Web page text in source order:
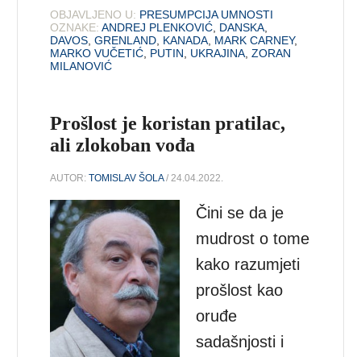
OBJAVLJENO U: PRESUMPCIJA UMNOSTI
OZNAKE: ANDREJ PLENKOVIĆ DANSKA
DAVOS ,GRENLAND KANADA MARK CARNEY,
MARKO VUČETIĆ PUTIN UKRAJINA ,ZORAN
MILANOVIĆ
Prošlost je koristan pratilac,
ali zlokoban vođa
AUTOR:TOMISLAV ŠOLA/ 24.04.2022.
Čini se da je
mudrost o tome
kako razumjeti
prošlost kao
oruđe
sadašnjosti i